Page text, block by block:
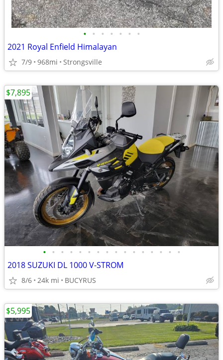
• • • • • • •
2021 Royal Enfield Himalayan
7/9 968mi Strongsville
• • • • • • • • • • • • • • • •
2018 SUZUKI DL 1000 V-STROM
8/6 24k mi BUCYRUS
$7,895
$5,995